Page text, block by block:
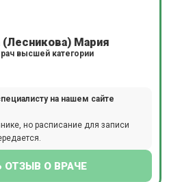
Мария
высшей категории
на нашем сайте
но расписание для записи
ОТЗЫВ О ВРАЧЕ